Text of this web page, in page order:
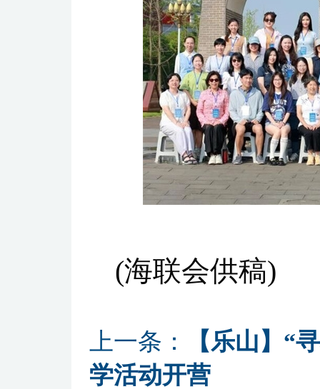
(海联会供稿)
上一条：
【乐山】“
学活动开营